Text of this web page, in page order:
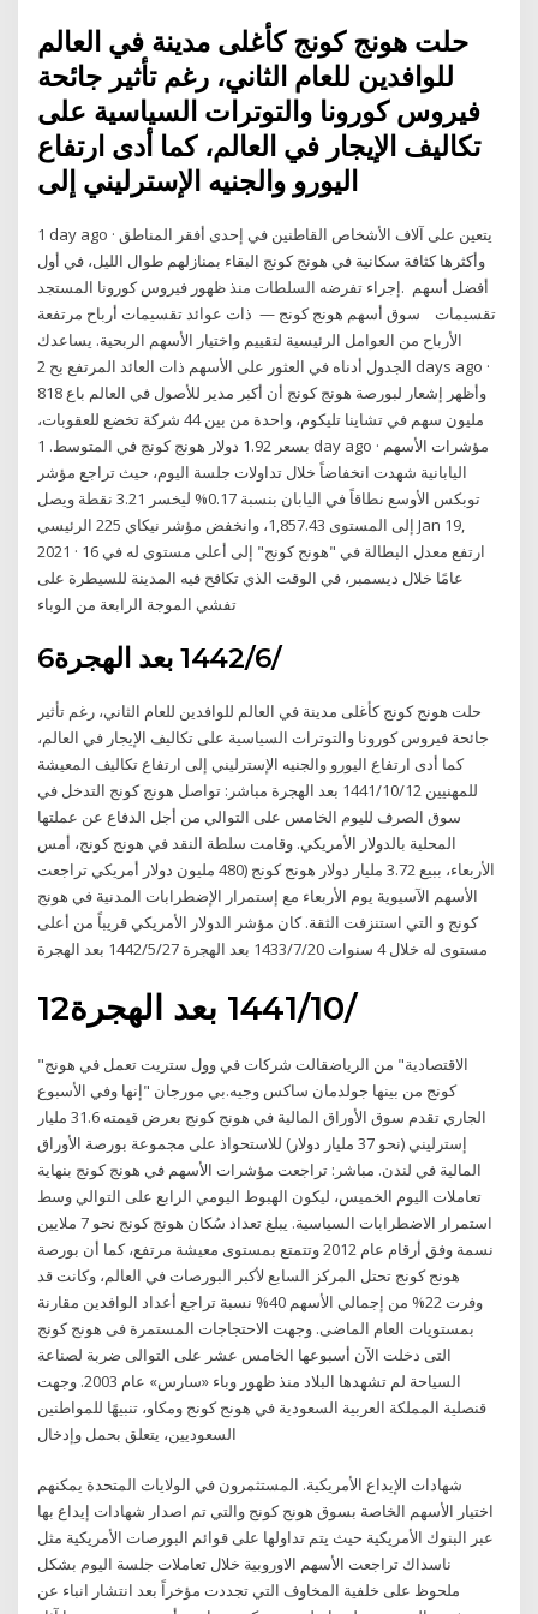
حلت هونج كونج كأغلى مدينة في العالم
للوافدين للعام الثاني، رغم تأثير جائحة
فيروس كورونا والتوترات السياسية على
تكاليف الإيجار في العالم، كما أدى ارتفاع
اليورو والجنيه الإسترليني إلى
1 day ago · يتعين على آلاف الأشخاص القاطنين في إحدى أفقر المناطق
وأكثرها كثافة سكانية في هونج كونج البقاء بمنازلهم طوال الليل، في أول
إجراء تفرضه السلطات منذ ظهور فيروس كورونا المستجد. ‎ أفضل أسهم
ذات عوائد تقسيمات أرباح مرتفعة ‎ — سوق أسهم هونج كونج ‎ ‎ ‎ تقسيمات
الأرباح من العوامل الرئيسية لتقييم واختيار الأسهم الربحية. يساعدك
الجدول أدناه في العثور على الأسهم ذات العائد المرتفع بح 2 days ago ·
وأظهر إشعار لبورصة هونج كونج أن أكبر مدير للأصول في العالم باع 818
مليون سهم في تشاينا تليكوم، واحدة من بين 44 شركة تخضع للعقوبات،
بسعر 1.92 دولار هونج كونج في المتوسط. 1 day ago · مؤشرات الأسهم
اليابانية شهدت انخفاضاً خلال تداولات جلسة اليوم، حيث تراجع مؤشر
توبكس الأوسع نطاقاً في اليابان بنسبة 0.17% ليخسر 3.21 نقطة ويصل
إلى المستوى 1,857.43، وانخفض مؤشر نيكاي 225 الرئيسي Jan 19,
2021 · ارتفع معدل البطالة في "هونج كونج" إلى أعلى مستوى له في 16
عامًا خلال ديسمبر، في الوقت الذي تكافح فيه المدينة للسيطرة على
تفشي الموجة الرابعة من الوباء
6‏‏/6‏‏/1442 بعد الهجرة
حلت هونج كونج كأغلى مدينة في العالم للوافدين للعام الثاني، رغم تأثير
جائحة فيروس كورونا والتوترات السياسية على تكاليف الإيجار في العالم،
كما أدى ارتفاع اليورو والجنيه الإسترليني إلى ارتفاع تكاليف المعيشة
للمهنيين 12‏‏/10‏‏/1441 بعد الهجرة مباشر: تواصل هونج كونج التدخل في
سوق الصرف لليوم الخامس على التوالي من أجل الدفاع عن عملتها
المحلية بالدولار الأمريكي. وقامت سلطة النقد في هونج كونج، أمس
الأربعاء، ببيع 3.72 مليار دولار هونج كونج (480 مليون دولار أمريكي تراجعت
الأسهم الآسيوية يوم الأربعاء مع إستمرار الإضطرابات المدنية في هونج
كونج و التي استنزفت الثقة. كان مؤشر الدولار الأمريكي قريباً من أعلى
مستوى له خلال 4 سنوات 20‏‏/7‏‏/1433 بعد الهجرة 27‏‏/5‏‏/1442 بعد الهجرة
12‏‏/10‏‏/1441 بعد الهجرة
"الاقتصادية" من الرياضقالت شركات في وول ستريت تعمل في هونج
كونج من بينها جولدمان ساكس وجيه.بي مورجان "إنها وفي الأسبوع
الجاري تقدم سوق الأوراق المالية في هونج كونج بعرض قيمته 31.6 مليار
إسترليني (نحو 37 مليار دولار) للاستحواذ على مجموعة بورصة الأوراق
المالية في لندن. مباشر: تراجعت مؤشرات الأسهم في هونج كونج بنهاية
تعاملات اليوم الخميس، ليكون الهبوط اليومي الرابع على التوالي وسط
استمرار الاضطرابات السياسية. يبلغ تعداد سُكان هونج كونج نحو 7 ملايين
نسمة وفق أرقام عام 2012 وتتمتع بمستوى معيشة مرتفع، كما أن بورصة
هونج كونج تحتل المركز السابع لأكبر البورصات في العالم، وكانت قد
وفرت 22% من إجمالي الأسهم 40% نسبة تراجع أعداد الوافدين مقارنة
بمستويات العام الماضى. وجهت الاحتجاجات المستمرة فى هونج كونج
التى دخلت الآن أسبوعها الخامس عشر على التوالى ضربة لصناعة
السياحة لم تشهدها البلاد منذ ظهور وباء «سارس» عام 2003. وجهت
قنصلية المملكة العربية السعودية في هونج كونج ومكاو، تنبيهًا للمواطنين
السعوديين، يتعلق بحمل وإدخال
شهادات الإيداع الأمريكية. المستثمرون في الولايات المتحدة يمكنهم
اختيار الأسهم الخاصة بسوق هونج كونج والتي تم اصدار شهادات إيداع بها
عبر البنوك الأمريكية حيث يتم تداولها على قوائم البورصات الأمريكية مثل
ناسداك تراجعت الأسهم الاوروبية خلال تعاملات جلسة اليوم بشكل
ملحوظ على خلفية المخاوف التي تجددت مؤخراً بعد انتشار انباء عن